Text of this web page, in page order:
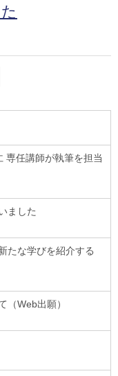
専任講師が執筆を担当
ました
たな学びを紹介する
（Web出願）